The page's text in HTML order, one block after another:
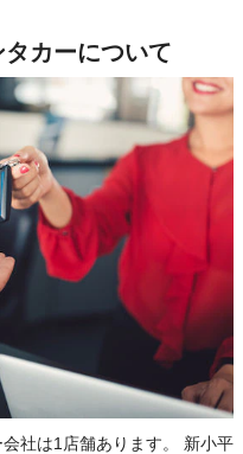
カーについて
社は1店舗あります。 新小平